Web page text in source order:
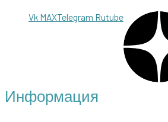
Vk MAXTelegram Rutube
Информация